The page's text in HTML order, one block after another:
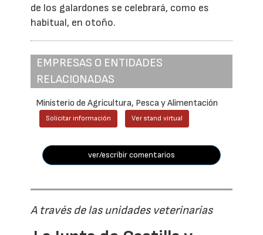
de los galardones se celebrará, como es
habitual, en otoño.
EMPRESAS O ENTIDADES
RELACIONADAS
Ministerio de Agricultura, Pesca y Alimentación
Solicitar información Ver stand virtual
ver/escribir comentarios
A través de las unidades veterinarias